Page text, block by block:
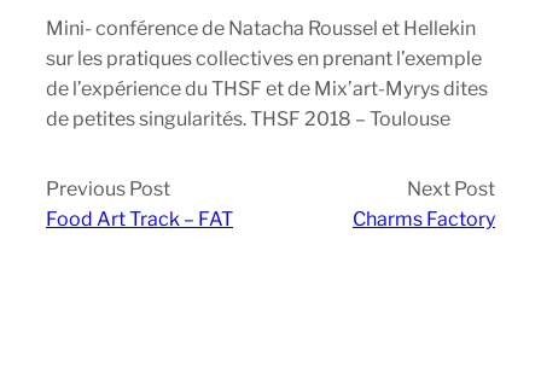
Mini- conférence de Natacha Roussel et Hellekin
sur les pratiques collectives en prenant l’exemple
de l’expérience du THSF et de Mix’art-Myrys dites
de petites singularités. THSF 2018 – Toulouse
Previous Post
Food Art Track – FAT
Next Post
Charms Factory